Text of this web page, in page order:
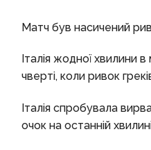
Матч був насичений
Італія жодної хвилини
чверті, коли ривок
Італія спробувала
очок на останній